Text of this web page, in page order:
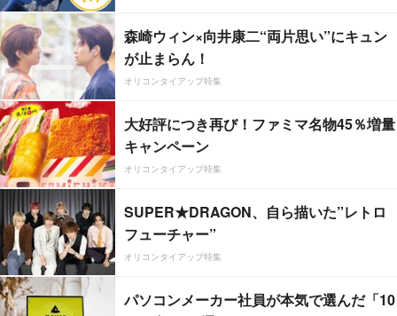
森崎ウィン×向井康二“両片思い”にキュン
が止まらん！
オリコンタイアップ特集
大好評につき再び！ファミマ名物45％増量
キャンペーン
オリコンタイアップ特集
SUPER★DRAGON、自ら描いた”レトロ
フューチャー”
オリコンタイアップ特集
パソコンメーカー社員が本気で選んだ「10